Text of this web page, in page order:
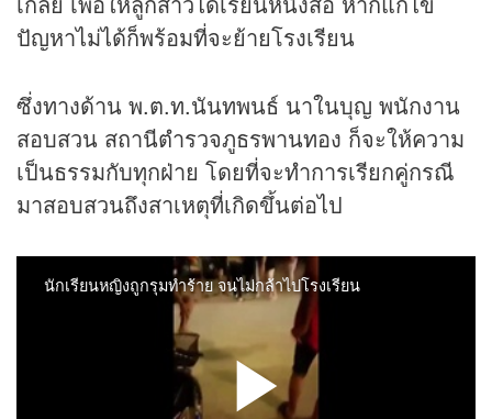
ปัญหาไม่ได้ก็พร้อมที่จะย้ายโรงเรียน
ซึ่งทางด้าน พ.ต.ท.นันทพนธ์ นาในบุญ พนักงาน
สอบสวน สถานีตำรวจภูธรพานทอง ก็จะให้ความ
เป็นธรรมกับทุกฝ่าย โดยที่จะทำการเรียกคู่กรณี
มาสอบสวนถึงสาเหตุที่เกิดขึ้นต่อไป